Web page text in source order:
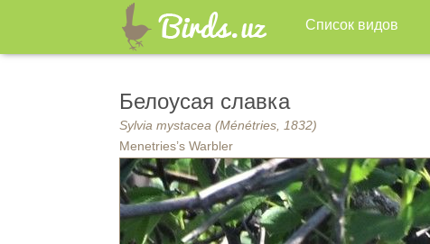
Список видов
Белоусая славка
Sylvia mystacea (Ménétries, 1832)
Menetries’s Warbler